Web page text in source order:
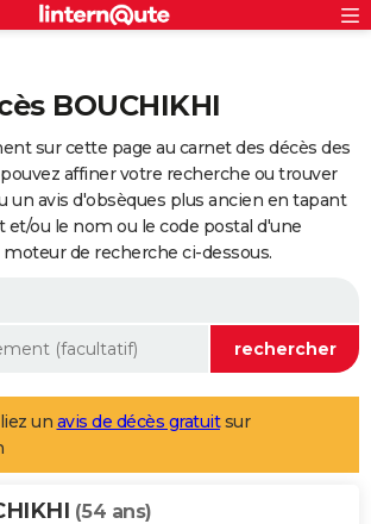
ville
BOUCHIKHI
sur cette page au carnet des décès des
pouvez affiner votre recherche ou trouver
un avis d'obsèques plus ancien en tapant
ou le nom ou le code postal d'une
de recherche ci-dessous.
un avis de décès gratuitsur
(54 ans)